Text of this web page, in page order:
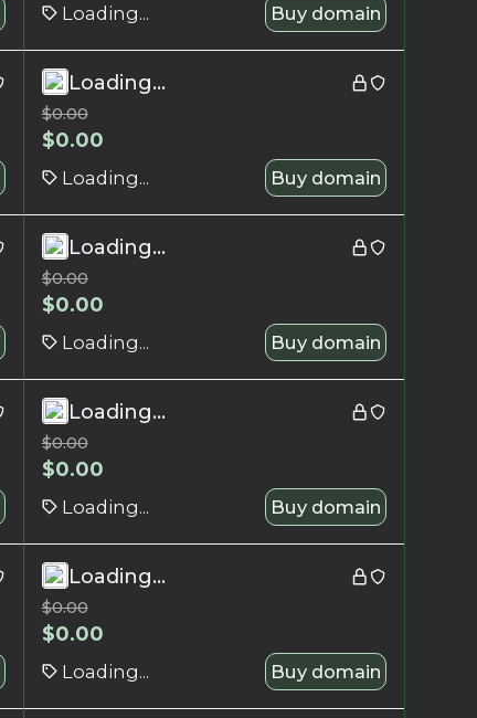
Loading... Buy domain
Loading...
$0.00
$0.00
Loading... Buy domain
Loading...
$0.00
$0.00
Loading... Buy domain
Loading...
$0.00
$0.00
Loading... Buy domain
Loading...
$0.00
$0.00
Loading... Buy domain